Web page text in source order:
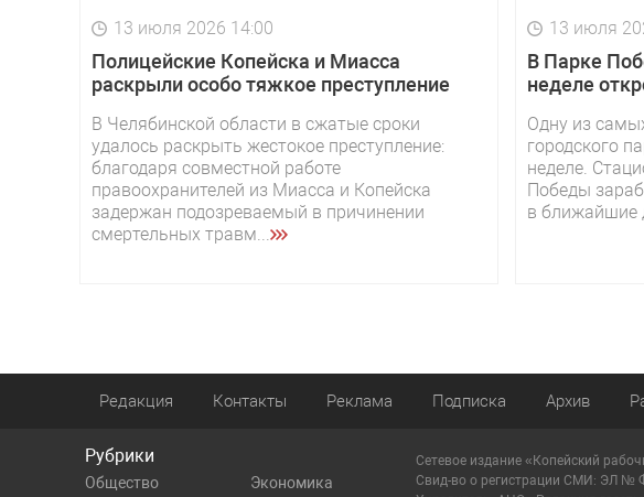
13 июля 2026 14:00
Полицейские Копейска и Миасса
раскрыли особо тяжкое преступление
В Челябинской области в сжатые сроки
удалось раскрыть жестокое преступление:
благодаря совместной работе
правоохранителей из Миасса и Копейска
задержан подозреваемый в причинении
смертельных травм...
13 июля
В Парке
неделе
Одну из
городского
неделе.
Победы
в ближайшие
Редакция Контакты Реклама Подписка Архив
Рубрики
Общество
Экономика
Сетевое издание «Копейский
Cвид-во о регистрации СМИ: ЭЛ №